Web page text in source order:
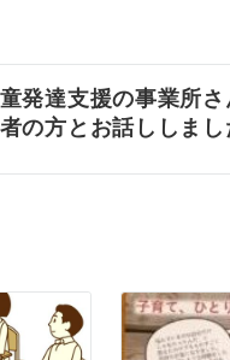
発達支援の事業所
の方とお話ししまし